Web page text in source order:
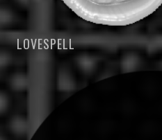
LOVESPELL